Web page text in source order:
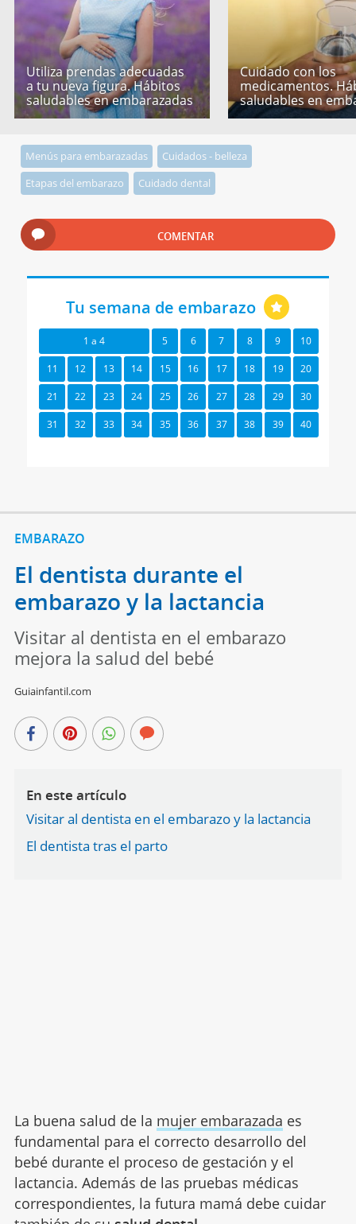
Utiliza prendas adecuadas
a tu nueva figura. Hábitos
saludables en embarazadas
Cuidado con los
medicamentos.
saludables en
Menús para embarazadas
Cuidados - belleza
Etapas del embarazo
Cuidado dental
COMENTAR
Tu semana de embarazo
1 a 4 5 6 7 8 9 10
11 12 13 14 15 16 17 18 19 20
21 22 23 24 25 26 27 28 29 30
31 32 33 34 35 36 37 38 39 40
EMBARAZO
El dentista durante el
embarazo y la lactancia
Visitar al dentista en el embarazo
mejora la salud del bebé
Guiainfantil.com
En este artículo
Visitar al dentista en el embarazo y la lactancia
El dentista tras el parto
La buena salud de la mujer embarazada es
fundamental para el correcto desarrollo del
bebé durante el proceso de gestación y el
lactancia. Además de las pruebas médicas
correspondientes, la futura mamá debe cuidar